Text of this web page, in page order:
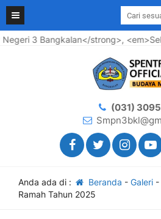
3 Bangkalan</strong>,
(031)
Anda ada di : Beranda - Galeri-
Ramah Tahun 2025